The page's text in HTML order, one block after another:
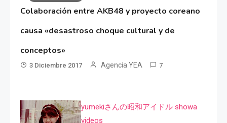
Colaboración entre AKB48 y proyecto coreano
causa «desastroso choque cultural y de
conceptos»
3 Diciembre 2017 Agencia YEA 7
yumekiさんの昭和アイドル showa
videos